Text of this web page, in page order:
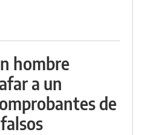
hombre
a un
de